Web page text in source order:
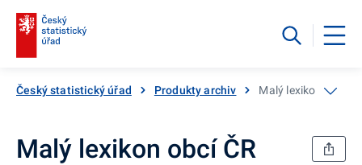
Český statistický úřad Produkty archiv Malý lexikon obcí
Malý lexikon obcí ČR